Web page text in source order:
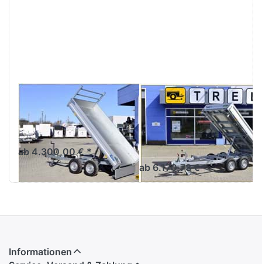
PW1.2E Lux
Heckkipper 2000 kg
Tandemachser E-Hydraulik
ab 4.300,00 € *
UNSINN
WEB DK 3017-
26-13
Dreiseitenkipper in
bewährter Unsinn-Qualität
ab 6.170,73 € *
Informationen